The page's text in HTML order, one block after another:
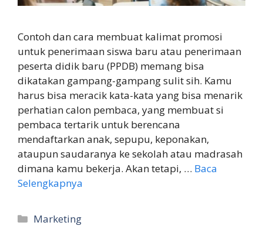
Contoh dan cara membuat kalimat promosi
untuk penerimaan siswa baru atau penerimaan
peserta didik baru (PPDB) memang bisa
dikatakan gampang-gampang sulit sih. Kamu
harus bisa meracik kata-kata yang bisa menarik
perhatian calon pembaca, yang membuat si
pembaca tertarik untuk berencana
mendaftarkan anak, sepupu, keponakan,
ataupun saudaranya ke sekolah atau madrasah
dimana kamu bekerja. Akan tetapi, … Baca
Selengkapnya
Kategori
Marketing